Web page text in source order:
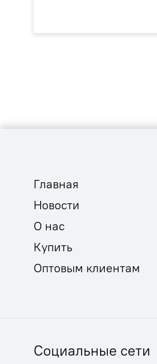
Главная
Новости
О нас
Купить
Оптовым клиентам
Социальные сети